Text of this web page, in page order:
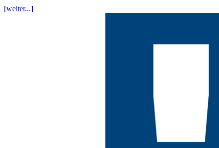
[weiter...]